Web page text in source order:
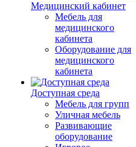
Медицинский кабинет
Мебель для
медицинского
кабинета
Оборудование для
медицинского
кабинета
Доступная среда
Мебель для групп
Уличная мебель
Развивающие
оборудование